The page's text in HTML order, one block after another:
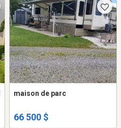
maison de parc
66 500 $